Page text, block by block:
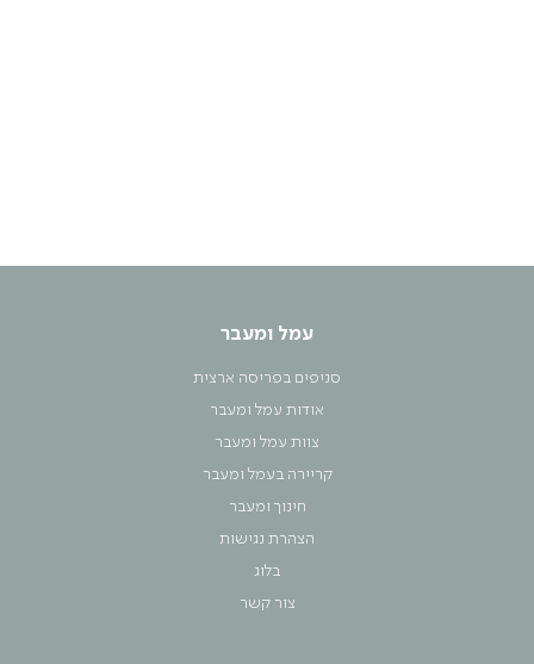
עמל ומעבר
סניפים בפריסה ארצית
אודות עמל ומעבר
צוות עמל ומעבר
קריירה בעמל ומעבר
חינוך ומעבר
הצהרת נגישות
בלוג
צור קשר